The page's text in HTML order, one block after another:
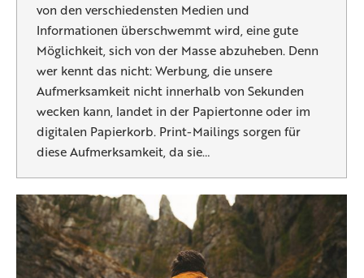
von den verschiedensten Medien und
Informationen überschwemmt wird, eine gute
Möglichkeit, sich von der Masse abzuheben. Denn
wer kennt das nicht: Werbung, die unsere
Aufmerksamkeit nicht innerhalb von Sekunden
wecken kann, landet in der Papiertonne oder im
digitalen Papierkorb. Print-Mailings sorgen für
diese Aufmerksamkeit, da sie…